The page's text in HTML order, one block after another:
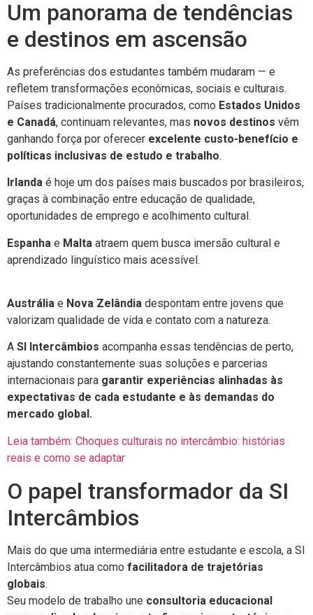
Um panorama de tendências
e destinos em ascensão
As preferências dos estudantes também mudaram — e
refletem transformações econômicas, sociais e culturais.
Países tradicionalmente procurados, como Estados Unidos
e Canadá, continuam relevantes, mas novos destinos vêm
ganhando força por oferecer excelente custo-benefício e
políticas inclusivas de estudo e trabalho.
Irlanda é hoje um dos países mais buscados por brasileiros,
graças à combinação entre educação de qualidade,
oportunidades de emprego e acolhimento cultural.
Espanha e Malta atraem quem busca imersão cultural e
aprendizado linguístico mais acessível.
Austrália e Nova Zelândia despontam entre jovens que
valorizam qualidade de vida e contato com a natureza.
A SI Intercâmbios acompanha essas tendências de perto,
ajustando constantemente suas soluções e parcerias
internacionais para garantir experiências alinhadas às
expectativas de cada estudante e às demandas do
mercado global.
Leia também: Choques culturais no intercâmbio: histórias
reais e como se adaptar
O papel transformador da SI
Intercâmbios
Mais do que uma intermediária entre estudante e escola, a SI
Intercâmbios atua como facilitadora de trajetórias
globais.
Seu modelo de trabalho une consultoria educacional